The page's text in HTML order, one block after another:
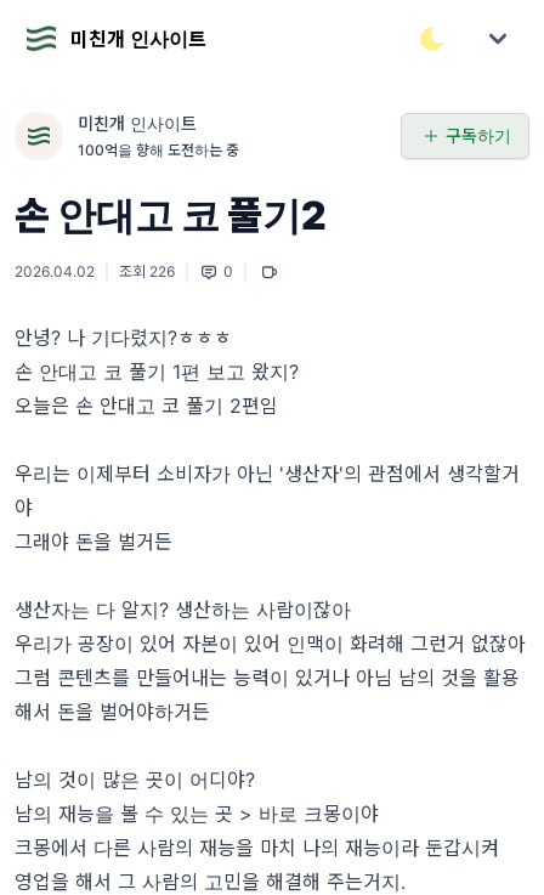
미친개 인사이트
미친개 인사이트
100억을 향해 도전하는 중
구독하기
손 안대고 코 풀기2
2026.04.02 조회 226 0
안녕? 나 기다렸지?ㅎㅎㅎ
손 안대고 코 풀기 1편 보고 왔지?
오늘은 손 안대고 코 풀기 2편임
우리는 이제부터 소비자가 아닌 '생산자'의 관점에서 생각할거
야
그래야 돈을 벌거든
생산자는 다 알지? 생산하는 사람이잖아
우리가 공장이 있어 자본이 있어 인맥이 화려해 그런거 없잖아
그럼 콘텐츠를 만들어내는 능력이 있거나 아님 남의 것을 활용
해서 돈을 벌어야하거든
남의 것이 많은 곳이 어디야?
남의 재능을 볼 수 있는 곳 > 바로 크몽이야
크몽에서 다른 사람의 재능을 마치 나의 재능이라 둔갑시켜
영업을 해서 그 사람의 고민을 해결해 주는거지.